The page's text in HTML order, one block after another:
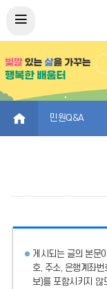
HOME 민원Q&A
게시되는 글의 본문
호, 주소, 은행계좌
보)를 포함시키지 않